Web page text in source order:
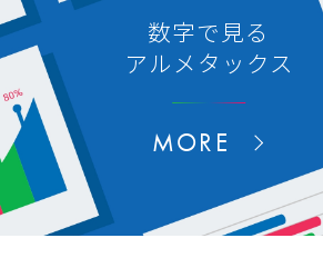
数字で見る
アルメタックス
MORE